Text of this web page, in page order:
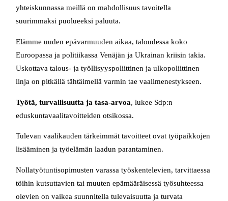
yhteiskunnassa meillä on mahdollisuus tavoitella
suurimmaksi puolueeksi paluuta.
Elämme uuden epävarmuuden aikaa, taloudessa koko
Euroopassa ja politiikassa Venäjän ja Ukrainan kriisin takia.
Uskottava talous- ja työllisyyspoliittinen ja ulkopoliittinen
linja on pitkällä tähtäimellä varmin tae vaalimenestykseen.
Työtä, turvallisuutta ja tasa-arvoa, lukee Sdp:n
eduskuntavaalitavoitteiden otsikossa.
Tulevan vaalikauden tärkeimmät tavoitteet ovat työpaikkojen
lisääminen ja työelämän laadun parantaminen.
Nollatyötuntisopimusten varassa työskentelevien, tarvittaessa
töihin kutsuttavien tai muuten epämääräisessä työsuhteessa
olevien on vaikea suunnitella tulevaisuutta ja turvata